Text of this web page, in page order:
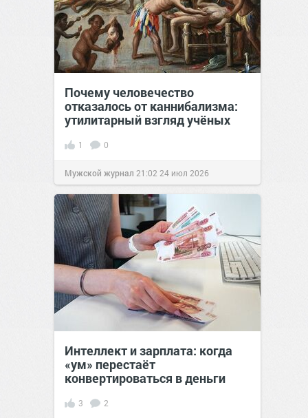
Почему человечество
отказалось от каннибализма:
утилитарный взгляд учёных
1 0
Мужской журнал 21:02 24 июл 2026
Интеллект и зарплата: когда
«ум» перестаёт
конвертироваться в деньги
3 2